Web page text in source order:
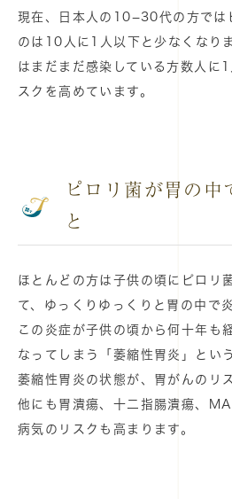
現在、日本人の10−30代の方では
のは10人に1人以下と少なくなり
はまだまだ感染している方数人に
スクを高めています。
ピロリ菌が胃の中
と
ほとんどの方は子供の頃にピロリ
て、ゆっくりゆっくりと胃の中で
この炎症が子供の頃から何十年も
なってしまう「萎縮性胃炎」とい
萎縮性胃炎の状態が、胃がんのリ
他にも胃潰瘍、十二指腸潰瘍、
病気のリスクも高まります。